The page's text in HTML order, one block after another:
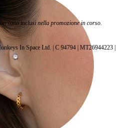
sono inclusi nella promozione in corso.
In Space Ltd. | C 94794 | MT26944223 |